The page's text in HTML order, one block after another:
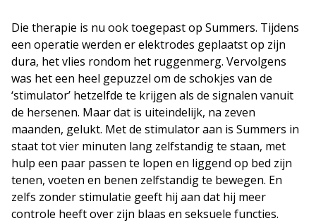
Die therapie is nu ook toegepast op Summers. Tijdens
een operatie werden er elektrodes geplaatst op zijn
dura, het vlies rondom het ruggenmerg. Vervolgens
was het een heel gepuzzel om de schokjes van de
‘stimulator’ hetzelfde te krijgen als de signalen vanuit
de hersenen. Maar dat is uiteindelijk, na zeven
maanden, gelukt. Met de stimulator aan is Summers in
staat tot vier minuten lang zelfstandig te staan, met
hulp een paar passen te lopen en liggend op bed zijn
tenen, voeten en benen zelfstandig te bewegen. En
zelfs zonder stimulatie geeft hij aan dat hij meer
controle heeft over zijn blaas en seksuele functies.